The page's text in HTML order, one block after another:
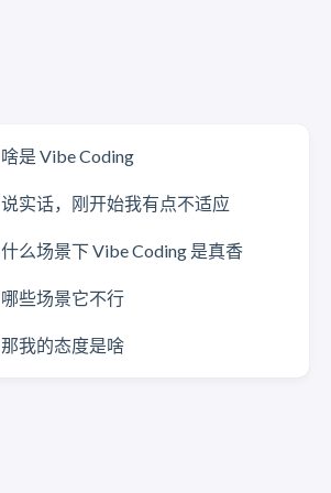
啥是 Vibe Coding
说实话，刚开始我有点不适应
什么场景下 Vibe Coding 是真香
哪些场景它不行
那我的态度是啥